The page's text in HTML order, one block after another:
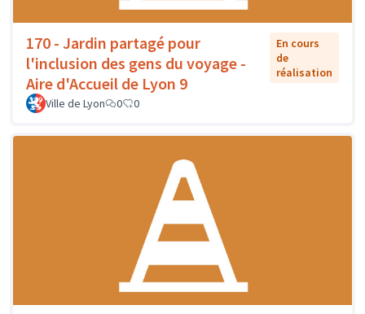
170 - Jardin partagé pour
l'inclusion des gens du voyage -
Aire d'Accueil de Lyon 9
En cours
de
réalisation
Ville de Lyon 0 0